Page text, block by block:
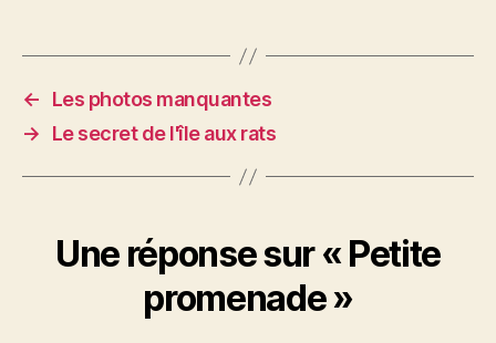
←
Les photos manquantes
→
Le secret de l'île aux rats
Une réponse sur « Petite
promenade »